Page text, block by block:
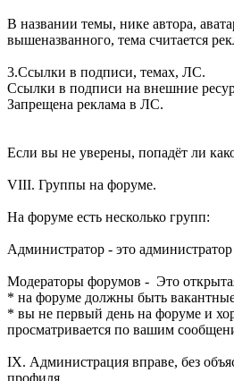
В названии темы, нике автора,
вышеназванного, тема считается
3.Ссылки в подписи, темах, ЛС.
Ссылки в подписи на внешние
Запрещена реклама в ЛС.
Если вы не уверены, попадёт ли
VIII. Группы на форуме.
На форуме есть несколько групп:
Администратор - это
Модераторы форумов - Это
* на форуме должны быть вакантные
* вы не первый день на форуме и
просматривается по вашим
IX. Администрация вправе, без
профиля.